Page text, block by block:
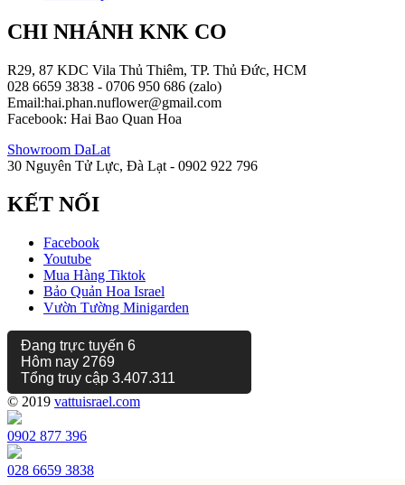
CHI NHÁNH KNK CO
R29, 87 KDC Vila Thủ Thiêm, TP. Thủ Đức, HCM
028 6659 3838 - 0706 950 686 (zalo)
Email:hai.phan.nuflower@gmail.com
Facebook: Hai Bao Quan Hoa
Showroom DaLat
30 Nguyên Tử Lực, Đà Lạt - 0902 922 796
KẾT NỐI
Facebook
Youtube
Mua Hàng Tiktok
Bảo Quản Hoa Israel
Vườn Tường Minigarden
Đang trực tuyến 6
Hôm nay 2769
Tổng truy cập 3.407.311
© 2019 vattuisrael.com
0902 877 396
028 6659 3838